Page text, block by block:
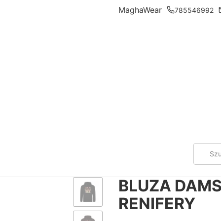
MaghaWear 785546992
BLUZA
RENIFERY